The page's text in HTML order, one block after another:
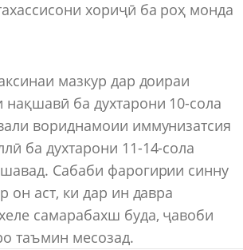
хориҷӣ ба роҳ монда
мазкур дар доираи
нақшавӣ ба духтарони 10-сола
вориднамоии иммунизатсия
ба духтарони 11-14-сола
Сабаби фарогирии синну
он аст, ки дар ин давра
самарабахш буда, ҷавоби
таъмин месозад.